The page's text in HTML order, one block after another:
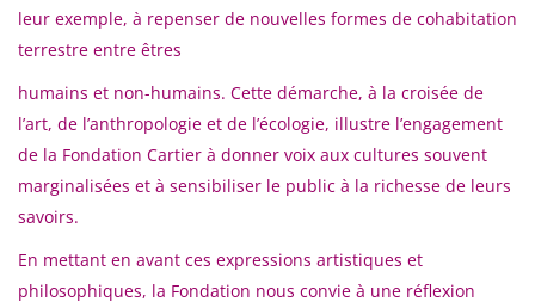
leur exemple, à repenser de nouvelles formes de cohabitation
terrestre entre êtres
humains et non-humains. Cette démarche, à la croisée de
l’art, de l’anthropologie et de l’écologie, illustre l’engagement
de la Fondation Cartier à donner voix aux cultures souvent
marginalisées et à sensibiliser le public à la richesse de leurs
savoirs.
En mettant en avant ces expressions artistiques et
philosophiques, la Fondation nous convie à une réflexion